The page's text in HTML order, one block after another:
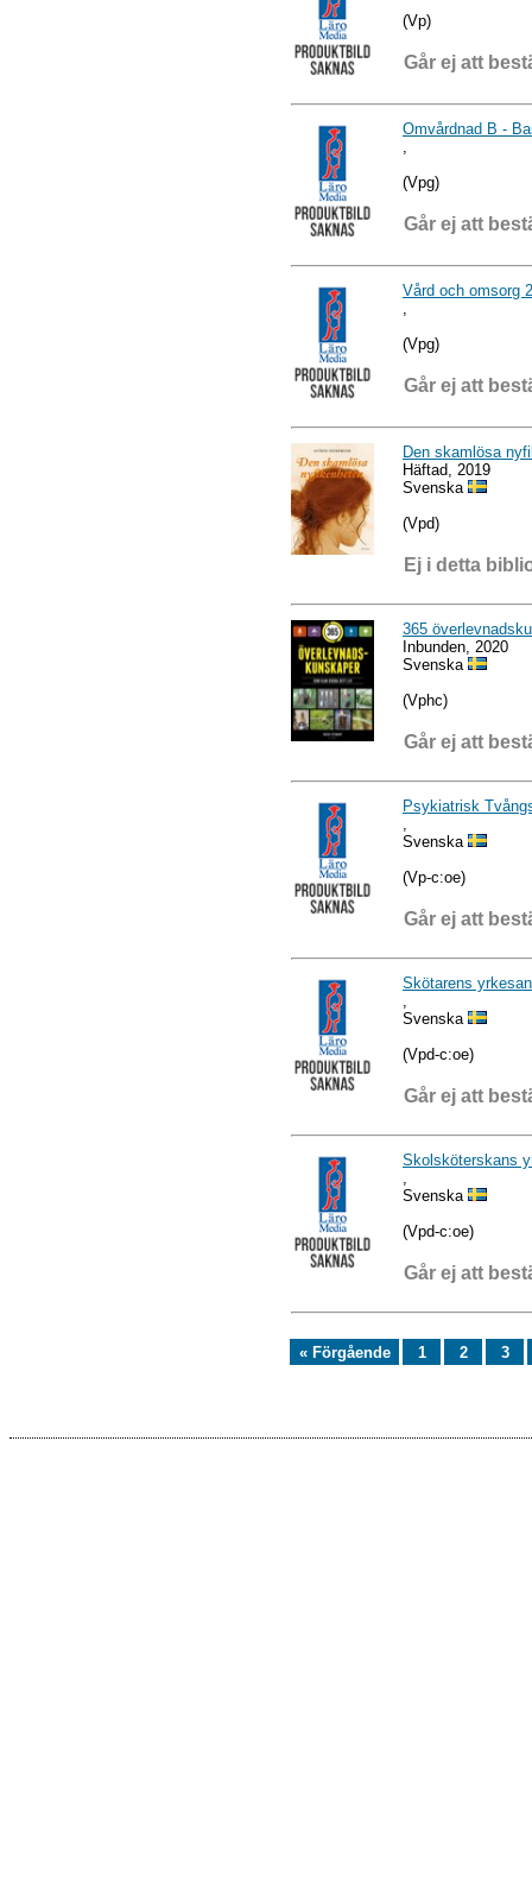
(Vp)
Går ej att
Omvårdnad B -
(Vpg)
Går ej att
Vård och omsorg
(Vpg)
Går ej att
Den skamlösa
Häftad, 2019
Svenska
(Vpd)
Ej i detta
365
Inbunden, 2020
Svenska
(Vphc)
Går ej att
Psykiatrisk
Svenska
(Vp-c:oe)
Går ej att
Skötarens
Svenska
(Vpd-c:oe)
Går ej att
Skolsköterskans
Svenska
(Vpd-c:oe)
Går ej att
« Förgående 1 2 3